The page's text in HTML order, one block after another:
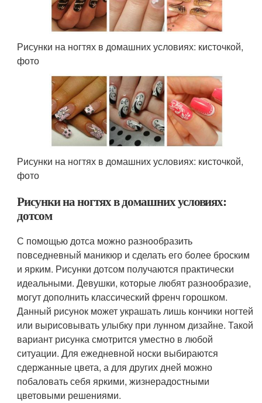
Рисунки на ногтях в домашних условиях: кисточкой,
фото
Рисунки на ногтях в домашних условиях: кисточкой,
фото
Рисунки на ногтях в домашних условиях:
дотсом
С помощью дотса можно разнообразить
повседневный маникюр и сделать его более броским
и ярким. Рисунки дотсом получаются практически
идеальными. Девушки, которые любят разнообразие,
могут дополнить классический френч горошком.
Данный рисунок может украшать лишь кончики ногтей
или вырисовывать улыбку при лунном дизайне. Такой
вариант рисунка смотрится уместно в любой
ситуации. Для ежедневной носки выбираются
сдержанные цвета, а для других дней можно
побаловать себя яркими, жизнерадостными
цветовыми решениями.